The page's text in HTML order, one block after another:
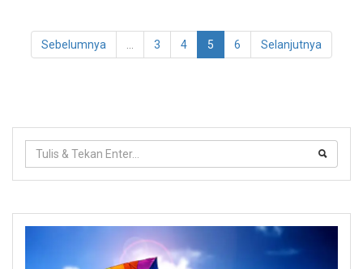
Sebelumnya 3 4 5 6 Selanjutnya